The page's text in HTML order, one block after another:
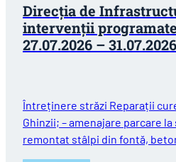
Direcția de
intervenții
27.07.2026 – 31.07.2026
Întreținere străzi Reparații
Ghinzii; – amenajare parcare
remontat stâlpi din fontă,